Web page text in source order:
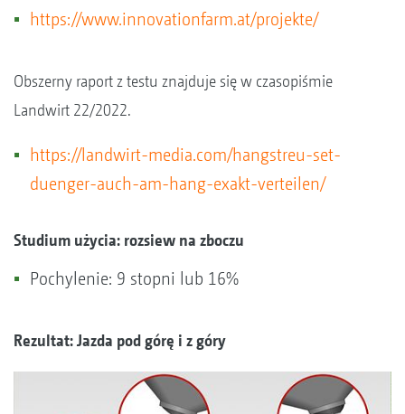
https://www.innovationfarm.at/projekte/
Obszerny raport z testu znajduje się w czasopiśmie
Landwirt 22/2022.
https://landwirt-media.com/hangstreu-set-
duenger-auch-am-hang-exakt-verteilen/
Studium użycia: rozsiew na zboczu
Pochylenie: 9 stopni lub 16%
Rezultat: Jazda pod górę i z góry